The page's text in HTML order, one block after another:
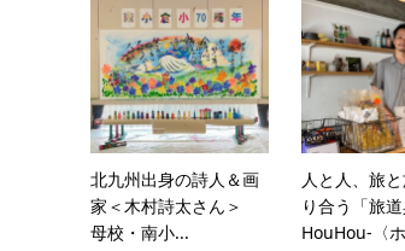
北九州出身の詩人＆画
家＜木村詩太さん＞
母校・南小...
人と人、旅
り合う「旅
HouHou-〈